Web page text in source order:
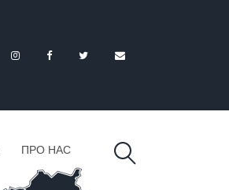
ПРО НАС